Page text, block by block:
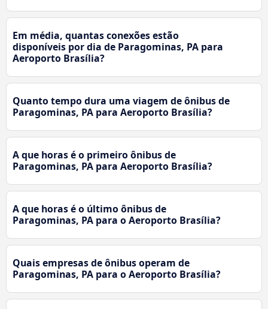
Em média, quantas conexões estão
disponíveis por dia de Paragominas, PA para
Aeroporto Brasília?
Quanto tempo dura uma viagem de ônibus de
Paragominas, PA para Aeroporto Brasília?
A que horas é o primeiro ônibus de
Paragominas, PA para Aeroporto Brasília?
A que horas é o último ônibus de
Paragominas, PA para o Aeroporto Brasília?
Quais empresas de ônibus operam de
Paragominas, PA para o Aeroporto Brasília?